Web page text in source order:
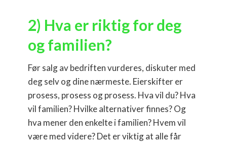
2) Hva er riktig for deg
og familien?
Før salg av bedriften vurderes, diskuter med
deg selv og dine nærmeste. Eierskifter er
prosess, prosess og prosess. Hva vil du? Hva
vil familien? Hvilke alternativer finnes? Og
hva mener den enkelte i familien? Hvem vil
være med videre? Det er viktig at alle får